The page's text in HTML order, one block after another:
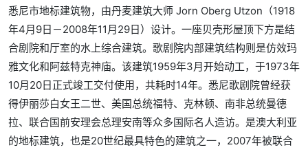
悉尼市地标建筑物，由丹麦建筑大师 Jorn Oberg Utzon（1918
年4月9日－2008年11月29日）设计。一座贝壳形屋顶下方是结
合剧院和厅室的水上综合建筑。歌剧院内部建筑结构则是仿效玛
雅文化和阿兹特克神庙。该建筑1959年3月开始动工，于1973年
10月20日正式竣工交付使用，共耗时14年。悉尼歌剧院曾经获
得伊丽莎白女王二世、美国总统福特、克林顿、南非总统曼德
拉、联合国前安理会总理安南等众多国际名人造访。是澳大利亚
的地标建筑，也是20世纪最具特色的建筑之一，2007年被联合